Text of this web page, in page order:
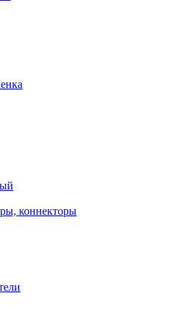
коннекторы